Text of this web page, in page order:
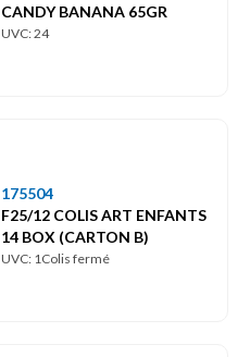
CANDY BANANA 65GR
UVC: 24
175504
F25/12 COLIS ART ENFANTS
14 BOX (CARTON B)
UVC: 1Colis fermé